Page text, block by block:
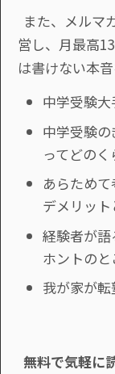
また、メルマ
営し、月最高
は書けない本
中学受験
中学受験
ってどのく
あらため
デメリット
経験者が
ホントのと
我が家が
無料で気軽に